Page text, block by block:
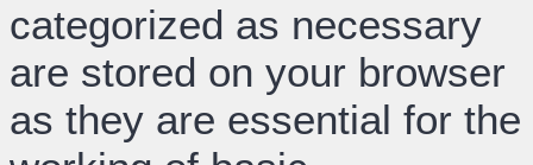
categorized as necessary
are stored on your browser
as they are essential for the